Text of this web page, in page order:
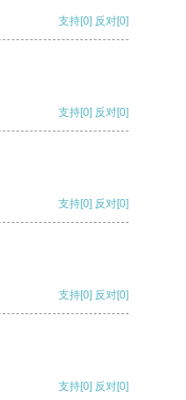
支持[0] 反对[0]
支持[0] 反对[0]
支持[0] 反对[0]
支持[0] 反对[0]
支持[0] 反对[0]